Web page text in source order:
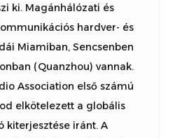
ki. Magánhálózati és
hardver- és
Miamiban, Sencsenben
(Quanzhou) vannak.
Association első számú
elkötelezett a globális
kiterjesztése iránt. A